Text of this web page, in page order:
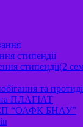
стипендії
стипендії(2
та
на ПЛАГІАТ
ВСП “ОАФК БНАУ”